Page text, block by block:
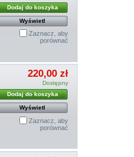
Dodaj do koszyka
Wyświetl
Zaznacz, aby
porównać
220,00 zł
Dostępny
Dodaj do koszyka
Wyświetl
Zaznacz, aby
porównać